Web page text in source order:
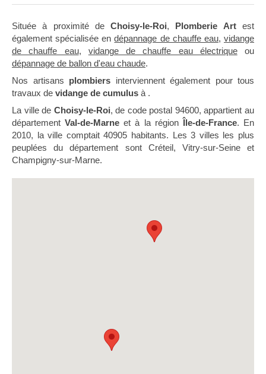
Située à proximité deChoisy-le-Roi, Plomberie Artest
également spécialisée endépannage de chauffe eau,vidange
de chauffe eau, vidange de chauffe eau électriqueou
dépannage de ballon d'eau chaude.
Nos artisans plombiers interviennent également pour tous
travaux de vidange de cumulus à .
La ville de Choisy-le-Roi, de code postal 94600, appartient au
départementVal-de-Marne et à la région Île-de-France. En
2010, la ville comptait 40905 habitants. Les 3 villes les plus
peuplées du département sont Créteil, Vitry-sur-Seine et
Champigny-sur-Marne.